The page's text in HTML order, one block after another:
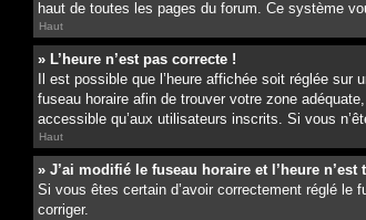
haut de toutes les pages du forum. Ce système
Haut
» L’heure n’est pas correcte !
Il est possible que l’heure affichée soit réglée
fuseau horaire afin de trouver votre zone
accessible qu’aux utilisateurs inscrits. Si vous
Haut
» J’ai modifié le fuseau horaire et l’heure
Si vous êtes certain d’avoir correctement réglé le
corriger.